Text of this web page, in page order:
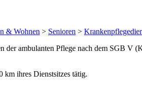
& Wohnen > Senioren >
der ambulanten Pflege nach dem SGB V
km ihres Dienstsitzes tätig.